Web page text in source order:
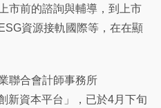
市前的諮詢與輔導，到上市
資源接軌國際等，在在顯
聯合會計師事務所
新資本平台」，已於4月下旬